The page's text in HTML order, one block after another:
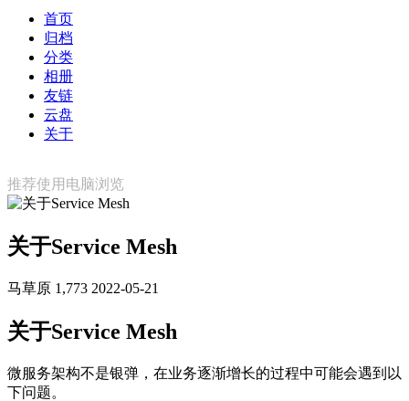
首页
归档
分类
相册
友链
云盘
关于
推荐使用电脑浏览
关于Service Mesh
马草原 1,773 2022-05-21
关于Service Mesh
微服务架构不是银弹，在业务逐渐增长的过程中可能会遇到以
下问题。